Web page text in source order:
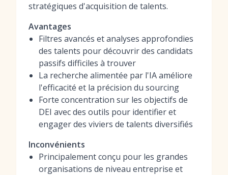
stratégiques d'acquisition de talents.
Avantages
Filtres avancés et analyses approfondies
des talents pour découvrir des candidats
passifs difficiles à trouver
La recherche alimentée par l'IA améliore
l'efficacité et la précision du sourcing
Forte concentration sur les objectifs de
DEI avec des outils pour identifier et
engager des viviers de talents diversifiés
Inconvénients
Principalement conçu pour les grandes
organisations de niveau entreprise et